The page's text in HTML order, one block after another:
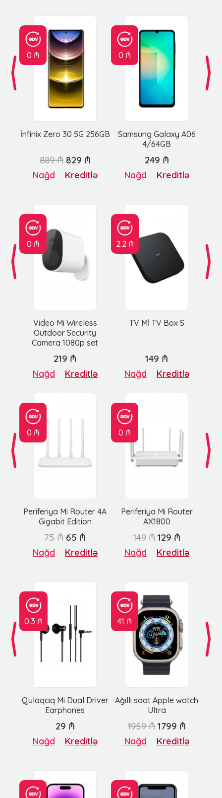
0 ₼
İnfinix Zero 30 5G 256GB
0 ₼
Samsung Galaxy A06
4/64GB
889 ₼ 829 ₼
Nağd Kreditlə
249 ₼
Nağd Kreditlə
0 ₼
Video Mi Wireless
Outdoor Security
Camera 1080p set
2.2 ₼
TV Mİ TV Box S
219 ₼
Nağd Kreditlə
149 ₼
Nağd Kreditlə
0 ₼
Periferiya Mi Router 4A
Gigabit Edition
0 ₼
Periferiya Mi Router
AX1800
75 ₼ 65 ₼
Nağd Kreditlə
149 ₼ 129 ₼
Nağd Kreditlə
0.3 ₼
Qulaqcıq Mi Dual Driver
Earphones
41 ₼
Ağıllı saat Apple watch
Ultra
29 ₼
Nağd Kreditlə
1959 ₼ 1799 ₼
Nağd Kreditlə